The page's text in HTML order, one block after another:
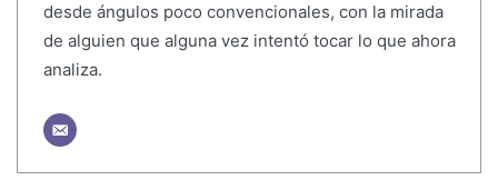
desde ángulos poco convencionales, con la mirada
de alguien que alguna vez intentó tocar lo que ahora
analiza.